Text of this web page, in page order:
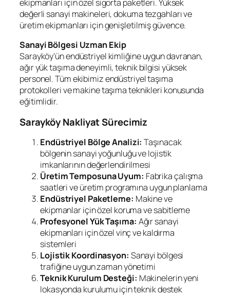
ekipmanları için özel sigorta paketleri. Yüksek
değerli sanayi makineleri, dokuma tezgahları ve
üretim ekipmanları için genişletilmiş güvence.
Sanayi Bölgesi Uzman Ekip
Sarayköy’ün endüstriyel kimliğine uygun davranan,
ağır yük taşıma deneyimli, teknik bilgisi yüksek
personel. Tüm ekibimiz endüstriyel taşıma
protokolleri ve makine taşıma teknikleri konusunda
eğitimlidir.
Sarayköy Nakliyat Sürecimiz
Endüstriyel Bölge Analizi: Taşınacak
bölgenin sanayi yoğunluğu ve lojistik
imkanlarının değerlendirilmesi
Üretim Temposuna Uyum: Fabrika çalışma
saatleri ve üretim programına uygun planlama
Endüstriyel Paketleme: Makine ve
ekipmanlar için özel koruma ve sabitleme
Profesyonel Yük Taşıma: Ağır sanayi
ekipmanları için özel vinç ve kaldırma
sistemleri
Lojistik Koordinasyon: Sanayi bölgesi
trafiğine uygun zaman yönetimi
Teknik Kurulum Desteği: Makinelerin yeni
lokasyonda kurulumu için teknik destek